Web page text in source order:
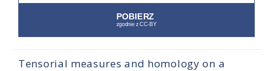
Tensorial measures and homology on a